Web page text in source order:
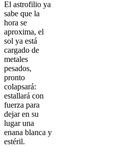
El astrofilio ya
sabe que la
hora se
aproxima, el
sol ya está
cargado de
metales
pesados,
pronto
colapsará:
estallará con
fuerza para
dejar en su
lugar una
enana blanca y
estéril.